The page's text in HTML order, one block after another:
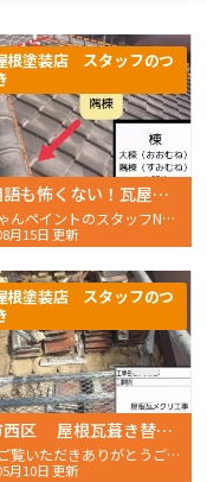
専門用語も怖くない！瓦屋根の名前と役割を写真付きでやさしく解説｜明石・神戸の修理・リフォームに役立つ知識
おかちゃんペイントのスタッフNです！いつもブログをご覧いただきありがとうございます✨ ……
月15日 更新
根塗装店 スタッフのつ
神戸市西区 屋根瓦葺き替え工事 土葺き屋根からルーガ鉄平に変わるまでの全貌を公開〜瓦メクリ編〜
いつもご覧いただきありがとうございます。 おかちゃんペイン
月10日 更新
根塗装店 スタッフのつ